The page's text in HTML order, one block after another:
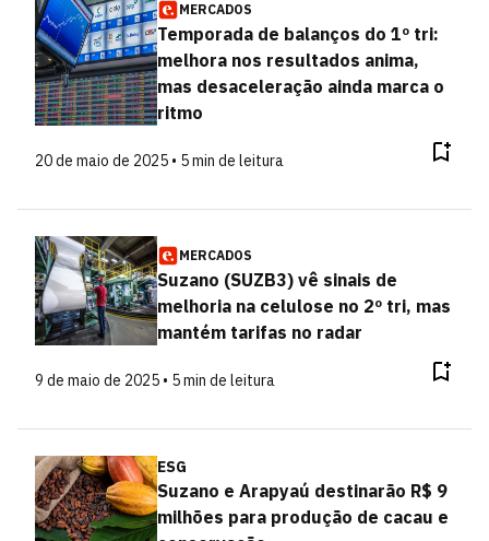
MERCADOS
Temporada de balanços do 1º tri:
melhora nos resultados anima,
mas desaceleração ainda marca o
ritmo
20 de maio de 2025 • 5 min de leitura
MERCADOS
Suzano (SUZB3) vê sinais de
melhoria na celulose no 2º tri, mas
mantém tarifas no radar
9 de maio de 2025 • 5 min de leitura
ESG
Suzano e Arapyaú destinarão R$ 9
milhões para produção de cacau e